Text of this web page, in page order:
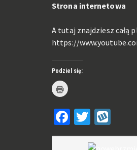
Strona internetowa
A tutaj znajdziesz całą
https://
Podziel się:
Kliknij
by
w
nowym
oknie)Facebook
Twitter